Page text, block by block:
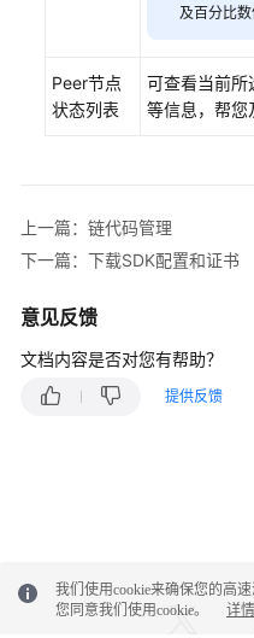
绍
强
版
理
使
用
用
及百分比数
Peer节点
状态列表
可查看当前所
等信息，帮您
上一篇：链代码管理
下一篇：下载SDK配置和证书
意见反馈
文档内容是否对您有帮助？
提供反馈
我们使用cookie来确保您的高
您同意我们使用cookie。
详情